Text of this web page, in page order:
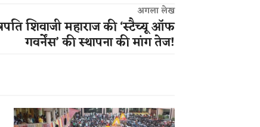
अगला लेख
शिवाजी महाराज की ‘स्टैच्यू ऑफ
गवर्नेंस’ की स्थापना की मांग तेज!